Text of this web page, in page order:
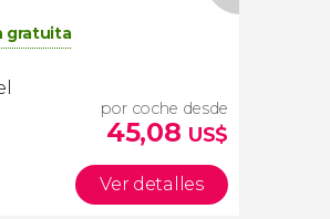
gratuita
por coche desde
45,08 US$
Ver detalles